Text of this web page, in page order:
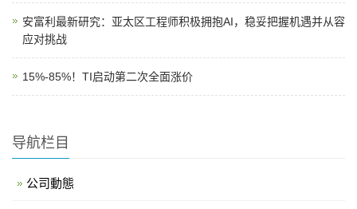
安富利最新研究：亚太区工程师积极拥抱AI，稳妥把握机遇并从容
应对挑战
15%-85%！TI启动第二次全面涨价
导航栏目
公司動態